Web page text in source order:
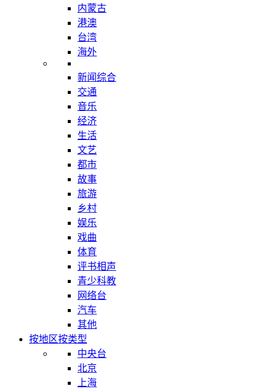
内蒙古
港澳
台湾
海外
新闻综合
交通
音乐
经济
生活
文艺
都市
故事
旅游
乡村
娱乐
戏曲
体育
评书相声
青少科教
网络台
汽车
其他
按地区按类型
中央台
北京
上海